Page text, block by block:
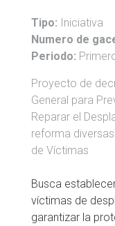
Tipo: Iniciativa
Numero de
Periodo:
Proyecto de
General para
Reparar el
reforma
de Víctimas
Busca
víctimas de
garantizar la